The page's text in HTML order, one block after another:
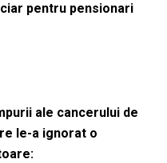
pentru pensionari
ale cancerului de
le-a ignorat o